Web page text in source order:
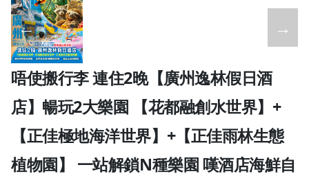
← →
唔使搬行李 連住2晚【廣州逸林假日酒
店】暢玩2大樂園 【花都融創水世界】+
【正佳極地海洋世界】+【正佳雨林生態
植物園】 一站解鎖N種樂園 嘆酒店海鮮自